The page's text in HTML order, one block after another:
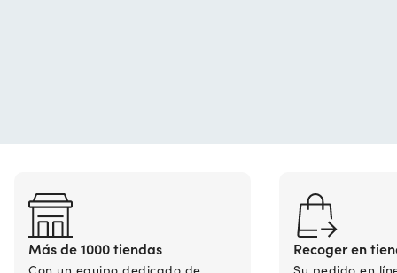
Más de 1000 tiendas
Con un equipo dedicado de
Recoger en
Su pedido en